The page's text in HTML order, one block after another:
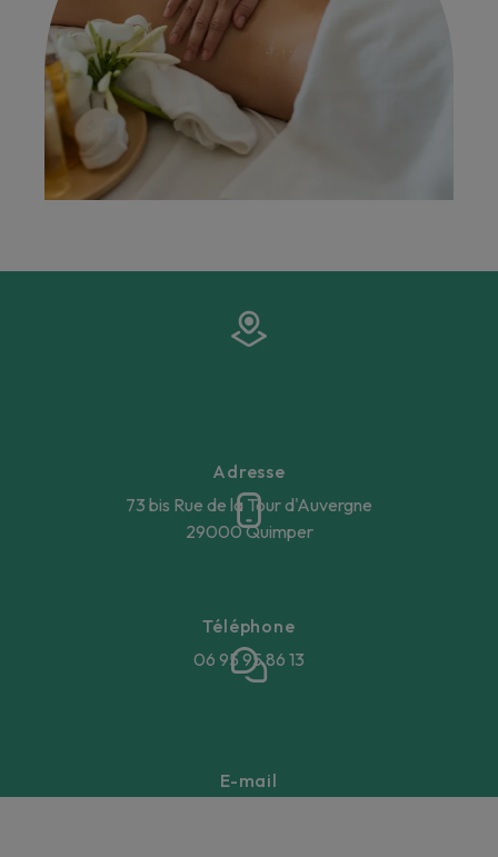
Adresse
73 bis Rue de la Tour d'Auvergne
29000 Quimper
Téléphone
06 95 95 86 13
E-mail